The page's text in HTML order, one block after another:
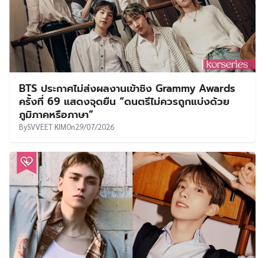
BTS ประกาศไม่ส่งผลงานเข้าชิง Grammy Awards
ครั้งที่ 69 แสดงจุดยืน “ดนตรีไม่ควรถูกแบ่งด้วย
ภูมิภาคหรือภาษา”
BySVVEET KIMOn29/07/2026